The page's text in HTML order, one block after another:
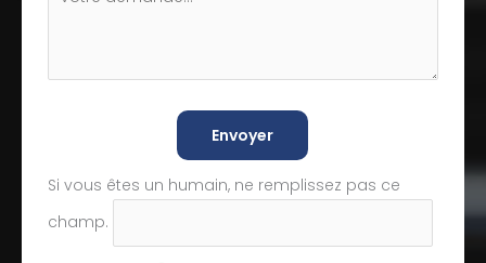
Envoyer
Si vous êtes un humain, ne remplissez pas ce
champ.